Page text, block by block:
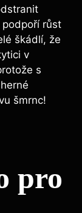
růst⁣
škádlí, že
⁣v
s
⁢šmrnc!
pro